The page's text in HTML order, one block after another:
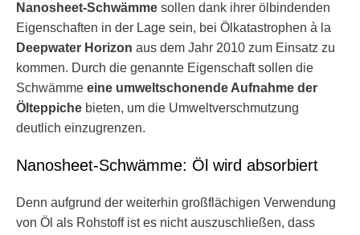
Nanosheet-Schwämme sollen dank ihrer ölbindenden
Eigenschaften in der Lage sein, bei Ölkatastrophen à la
Deepwater Horizon aus dem Jahr 2010 zum Einsatz zu
kommen. Durch die genannte Eigenschaft sollen die
Schwämme eine umweltschonende Aufnahme der
Ölteppiche bieten, um die Umweltverschmutzung
deutlich einzugrenzen.
Nanosheet-Schwämme: Öl wird absorbiert
Denn aufgrund der weiterhin großflächigen Verwendung
von Öl als Rohstoff ist es nicht auszuschließen, dass